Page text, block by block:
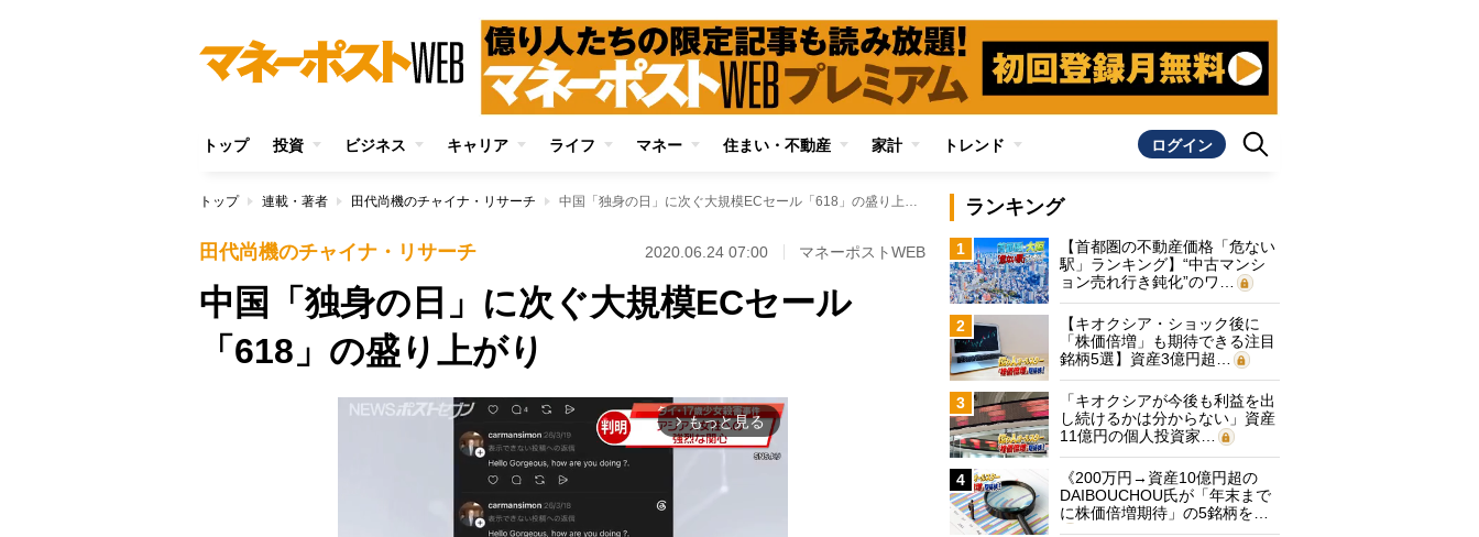
トップ 投資 ビジネス キャリア ライフ マネー 住まい・不動産 家計 トレンド ログイン
トップ 連載・著者 田代尚機のチャイナ・リサーチ 中国「独身の日」に次ぐ大規模ECセール「618」の盛り上がり
田代尚機のチャイナ・リサーチ 2020.06.24 07:00 マネーポストWEB
中国「独身の日」に次ぐ大規模ECセール
「618」の盛り上がり
arrow_forward_ios もっと見る
ランキング
1
【首都圏の不動産価格「危ない
駅」ランキング】“中古マンシ
ョン売れ行き鈍化”のワ…
2
【キオクシア・ショック後に
「株価倍増」も期待できる注目
銘柄5選】資産3億円超…
3
「キオクシアが今後も利益を出
し続けるかは分からない」資産
11億円の個人投資家…
4
《200万円→資産10億円超の
DAIBOUCHOU氏が「年末まで
に株価倍増期待」の5銘柄を…